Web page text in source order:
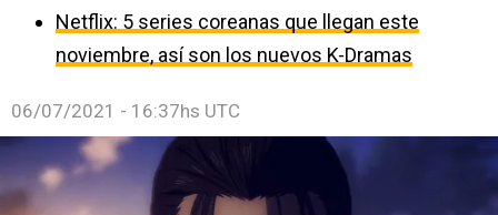
Netflix: 5 series coreanas que llegan este
noviembre, así son los nuevos K-Dramas
06/07/2021 - 16:37hs UTC